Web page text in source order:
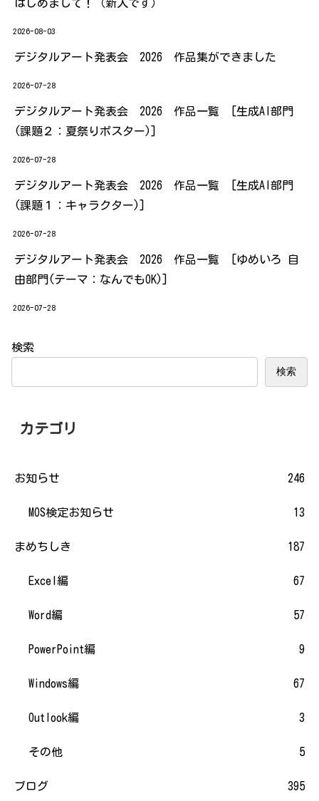
はじめまして！（新人です）
2026-08-03
デジタルアート発表会 2026 作品集ができました
2026-07-28
デジタルアート発表会 2026 作品一覧 [生成AI部門
(課題２：夏祭りポスター)]
2026-07-28
デジタルアート発表会 2026 作品一覧 [生成AI部門
(課題１：キャラクター)]
2026-07-28
デジタルアート発表会 2026 作品一覧 [ゆめいろ 自
由部門(テーマ：なんでもOK)]
2026-07-28
検索
検索
カテゴリ
お知らせ 246
MOS検定お知らせ 13
まめちしき 187
Excel編 67
Word編 57
PowerPoint編 9
Windows編 67
Outlook編 3
その他 5
ブログ 395